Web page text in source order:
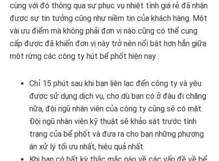
cùng với đó thông qua sự phục vụ nhiệt tình giá rẻ đã nhận
được sự tin tưởng cũng như niềm tin của khách hàng. Một
vài ưu điểm mà không phải đơn vị nào cũng có thể cung
cấp được đã khiến đơn vị này trở nên nổi bật hơn hẳn giữa
một rừng các công ty hút bể phốt hiện nay :
Chỉ 15 phút sau khi bạn liên lạc đến công ty và yêu
được sử dụng dịch vụ, cho dù bạn có ở đâu đi chăng
nữa, đội ngũ nhân viên của công ty cũng sẽ có mặt.
Đội ngũ nhân viên kỹ thuật sẽ khảo sát trước tình
trạng của bể phốt và đưa ra cho bạn những phương
án xử lý tối ưu nhất, hiệu quả nhất.